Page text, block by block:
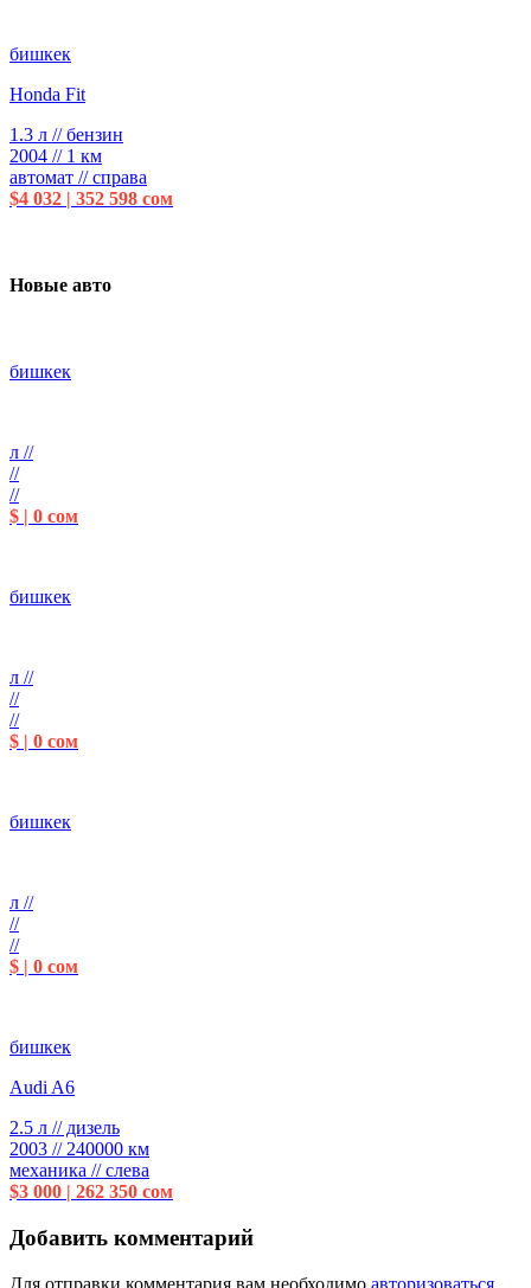
бишкек
Honda Fit
1.3 л // бензин
2004 // 1 км
автомат // справа
$4 032 | 352 598 сом
Новые авто
бишкек
л //
//
//
$ | 0 сом
бишкек
л //
//
//
$ | 0 сом
бишкек
л //
//
//
$ | 0 сом
бишкек
Audi A6
2.5 л // дизель
2003 // 240000 км
механика // слева
$3 000 | 262 350 сом
Добавить комментарий
Для отправки комментария вам необходимо авторизоваться